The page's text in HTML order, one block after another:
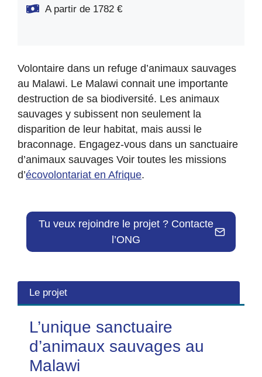
A partir de 1782 €
Volontaire dans un refuge d’animaux sauvages
au Malawi. Le Malawi connait une importante
destruction de sa biodiversité. Les animaux
sauvages y subissent non seulement la
disparition de leur habitat, mais aussi le
braconnage. Engagez-vous dans un sanctuaire
d’animaux sauvages Voir toutes les missions
d’écovolontariat en Afrique.
Tu veux rejoindre le projet ? Contacte
l’ONG
Le projet
L’unique sanctuaire
d’animaux sauvages au
Malawi